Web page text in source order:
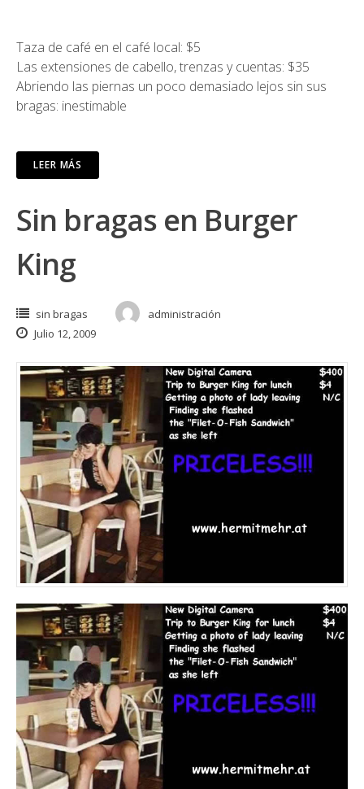
Taza de café en el café local: $5
Las extensiones de cabello, trenzas y cuentas: $35
Abriendo las piernas un poco demasiado lejos sin sus
bragas: inestimable
LEER MÁS
Sin bragas en Burger
King
sin bragas
administración
Julio 12, 2009